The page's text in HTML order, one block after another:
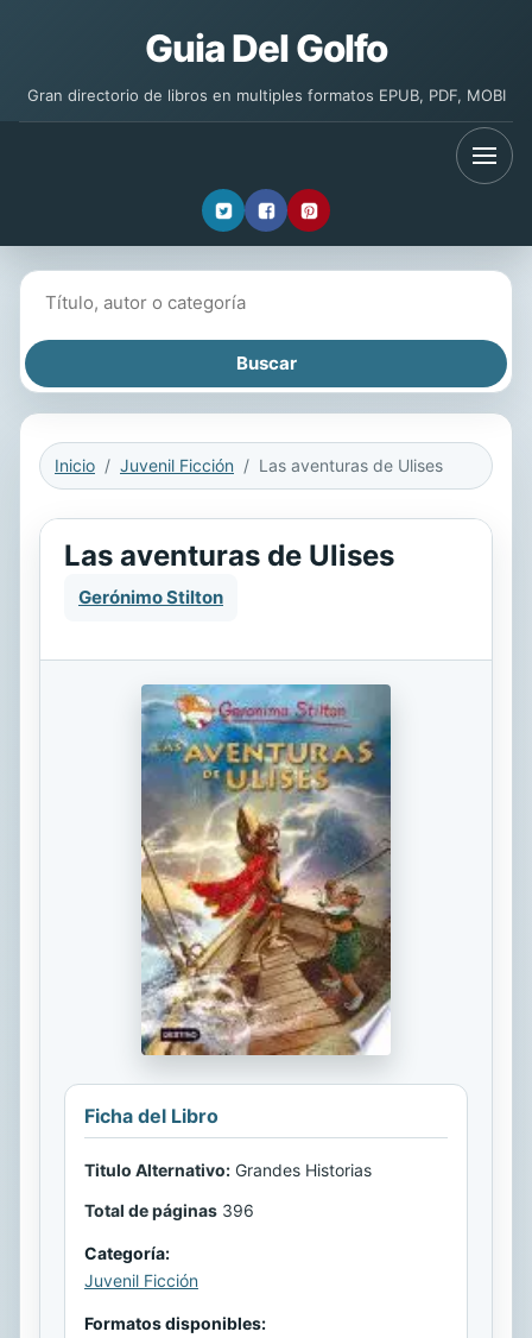
Guia Del Golfo
Gran directorio de libros en multiples formatos EPUB, PDF, MOBI
Inicio Juvenil Ficción Las aventuras de Ulises
Las aventuras de Ulises
Gerónimo Stilton
Ficha del Libro
Titulo Alternativo: Grandes Historias
Total de páginas 396
Categoría:
Juvenil Ficción
Formatos disponibles: